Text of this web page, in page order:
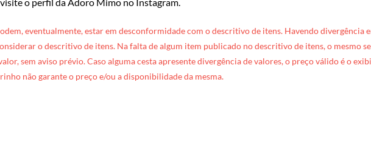
eventualmente, estar em desconformidade com o descritivo de itens. Havendo divergência
o descritivo de itens. Na falta de algum item publicado no descritivo de itens, o mesmo
sem aviso prévio. Caso alguma cesta apresente divergência de valores, o preço válido é o
não garante o preço e/ou a disponibilidade da mesma.